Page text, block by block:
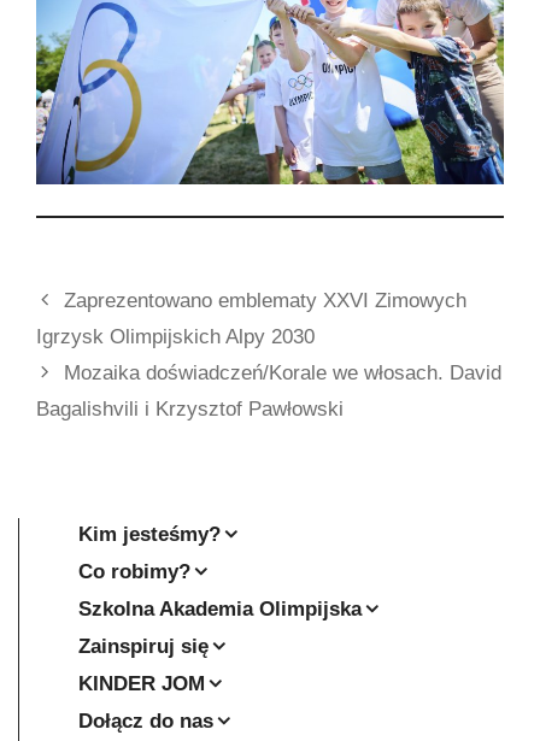
Zaprezentowano emblematy XXVI Zimowych
Igrzysk Olimpijskich Alpy 2030
Mozaika doświadczeń/Korale we włosach. David
Bagalishvili i Krzysztof Pawłowski
Kim jesteśmy?
Co robimy?
Szkolna Akademia Olimpijska
Zainspiruj się
KINDER JOM
Dołącz do nas